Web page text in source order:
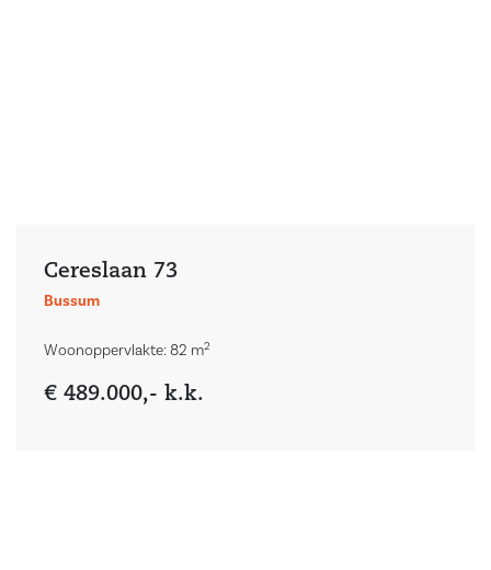
Cereslaan 73
Bussum
Woonoppervlakte: 82 m2
€ 489.000,- k.k.